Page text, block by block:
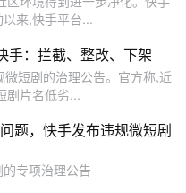
来,快手平台...
手：拦截、整改、下架
短剧的治理公告。官方称,近
剧片名低劣...
题，快手发布违规微短剧
专项治理公告